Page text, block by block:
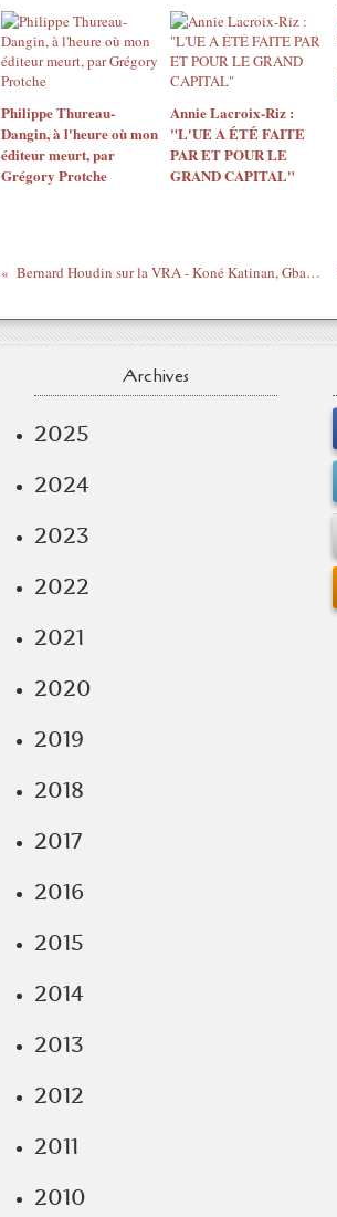
Philippe Thureau-
Dangin, à l'heure où mon
éditeur meurt, par
Grégory Protche
Annie Lacroix-Riz :
"L'UE A ÉTÉ FAITE
PAR ET POUR LE
GRAND CAPITAL"
Bernard Houdin sur la VRA - Koné Katinan, Gbagbo, FPI - 29/08/2012
Archives
2025
2024
2023
2022
2021
2020
2019
2018
2017
2016
2015
2014
2013
2012
2011
2010